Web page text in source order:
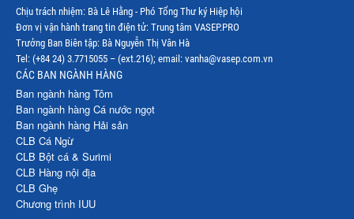
Thị trường Nga
Thị trường Hàn Quốc
Thị trường Nhật Bản
Thị trường Thái Lan
Thị trường Trung Quốc
Thị trường Philippines
Thị trường Tây Ban Nha
Thị trường thủy sản khác
Chịu trách nhiệm: Bà Lê Hằng - Phó Tổng Thư ký Hiệp hội
Đơn vị vận hành trang tin điện tử: Trung tâm VASEP.PRO
Trưởng Ban Biên tập: Bà Nguyễn Thị Vân Hà
Tel: (+84 24) 3.7715055 – (ext.216); email: vanha@vasep.com.vn
CÁC BAN NGÀNH HÀNG
Ban ngành hàng Tôm
Ban ngành hàng Cá nước ngọt
Ban ngành hàng Hải sản
CLB Cá Ngừ
CLB Bột cá & Surimi
CLB Hàng nội địa
CLB Ghẹ
Chương trình IUU